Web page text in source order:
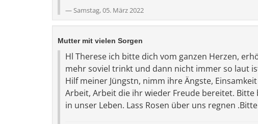
Samstag, 05. März 2022
Mutter mit vielen Sorgen
Hl Therese ich bitte dich vom ganzen Herzen,
mehr soviel trinkt und dann nicht immer so laut
Hilf meiner Jüngstn, nimm ihre Ängste,
Arbeit, Arbeit die ihr wieder Freude bereitet.
in unser Leben. Lass Rosen über uns regnen